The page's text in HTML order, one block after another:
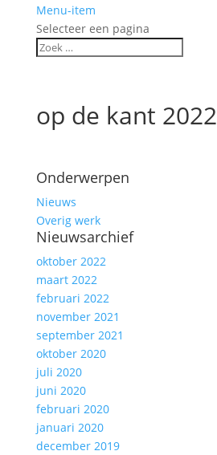
Menu-item
Selecteer een pagina
op de kant 2022
Onderwerpen
Nieuws
Overig werk
Nieuwsarchief
oktober 2022
maart 2022
februari 2022
november 2021
september 2021
oktober 2020
juli 2020
juni 2020
februari 2020
januari 2020
december 2019